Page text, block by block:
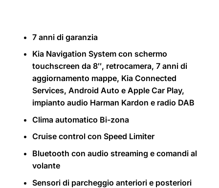
7 anni di garanzia
Kia Navigation System con schermo
touchscreen da 8″, retrocamera, 7 anni di
aggiornamento mappe, Kia Connected
Services, Android Auto e Apple Car Play,
impianto audio Harman Kardon e radio DAB
Clima automatico Bi-zona
Cruise control con Speed Limiter
Bluetooth con audio streaming e comandi al
volante
Sensori di parcheggio anteriori e posteriori